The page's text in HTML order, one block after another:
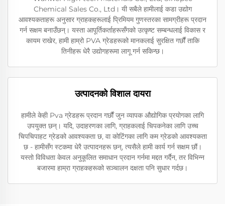
Chemical Sales Co., Ltd। यी सबैले हामीलाई कडा उद्योग
आवश्यकताहरू अनुसार ग्राहकहरूलाई प्रिमियम गुणस्तरका सामग्रीहरू प्रदान
गर्न सक्षम बनाउँछन्। यस्ता आपूर्तिकर्ताहरूसँगको उत्कृष्ट सम्बन्धलाई विकास र
कायम राखेर, हामी हाम्रो PVA ग्रेडहरूको मानकलाई सुरक्षित गर्छौं ताकि
तिनीहरू धेरै उद्योगहरूमा लागू गर्न सकिन्छ।
उत्पादनको विशाल दायरा
हामीले केही Pva ग्रेडहरू प्रदान गर्छौं जुन व्यापक औद्योगिक प्रयोगका लागि
उपयुक्त छन्। यदि, उदाहरणका लागि, ग्राहकलाई चिपकनेका लागि उच्च
चिपचिपाहट ग्रेडको आवश्यकता छ, वा कोटिंगका लागि कम ग्रेडको आवश्यकता
छ - हामीसँग स्टकमा धेरै उत्पादनहरू छन्, त्यसैले हामी कार्य गर्न सक्षम छौं।
यस्तो विविधता केवल अनुकूलित समाधान प्रदान गर्नमा मद्दत गर्दैन, तर विभिन्न
बजारमा हाम्रा ग्राहकहरूको सञ्चालन दक्षता पनि सुधार गर्दछ।